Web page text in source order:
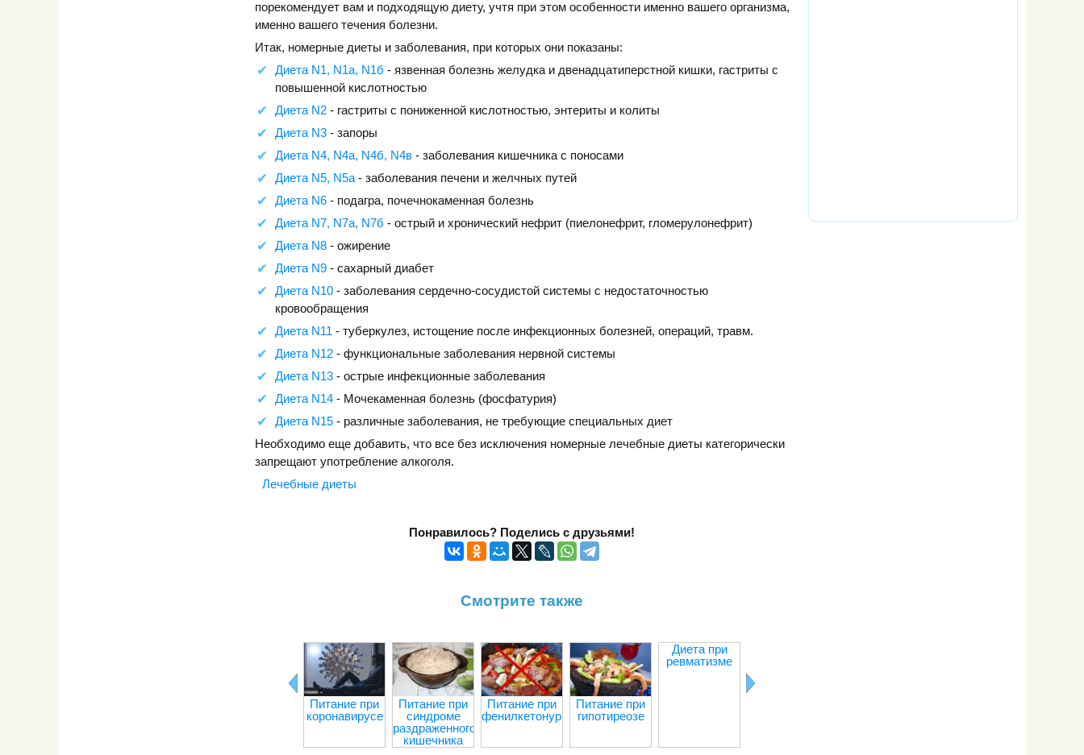
порекомендует вам и подходящую диету, учтя при этом особенности именно вашего организма,
именно вашего течения болезни.
Итак, номерные диеты и заболевания, при которых они показаны:
Диета N1, N1а, N1б - язвенная болезнь желудка и двенадцатиперстной кишки, гастриты с
повышенной кислотностью
Диета N2 - гастриты с пониженной кислотностью, энтериты и колиты
Диета N3 - запоры
Диета N4, N4а, N4б, N4в - заболевания кишечника с поносами
Диета N5, N5а - заболевания печени и желчных путей
Диета N6 - подагра, почечнокаменная болезнь
Диета N7, N7а, N7б - острый и хронический нефрит (пиелонефрит, гломерулонефрит)
Диета N8 - ожирение
Диета N9 - сахарный диабет
Диета N10 - заболевания сердечно-сосудистой системы с недостаточностью
кровообращения
Диета N11 - туберкулез, истощение после инфекционных болезней, операций, травм.
Диета N12 - функциональные заболевания нервной системы
Диета N13 - острые инфекционные заболевания
Диета N14 - Мочекаменная болезнь (фосфатурия)
Диета N15 - различные заболевания, не требующие специальных диет
Необходимо еще добавить, что все без исключения номерные лечебные диеты категорически
запрещают употребление алкоголя.
Лечебные диеты
Понравилось? Поделись с друзьями!
Смотрите также
Питание при
коронавирусе
Питание при
синдроме
раздраженного
кишечника
Питание при
фенилкетонурии
Питание при
гипотиреозе
Диета при
ревматизме